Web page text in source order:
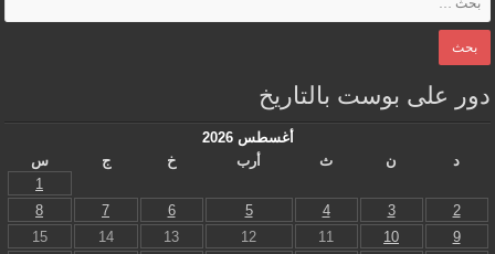
دور على بوست بالتاريخ
أغسطس 2026
د
ن ث أرب خ ج
س
1
2
3
4
5
6
7
8
9
10
11
12
13
14
15